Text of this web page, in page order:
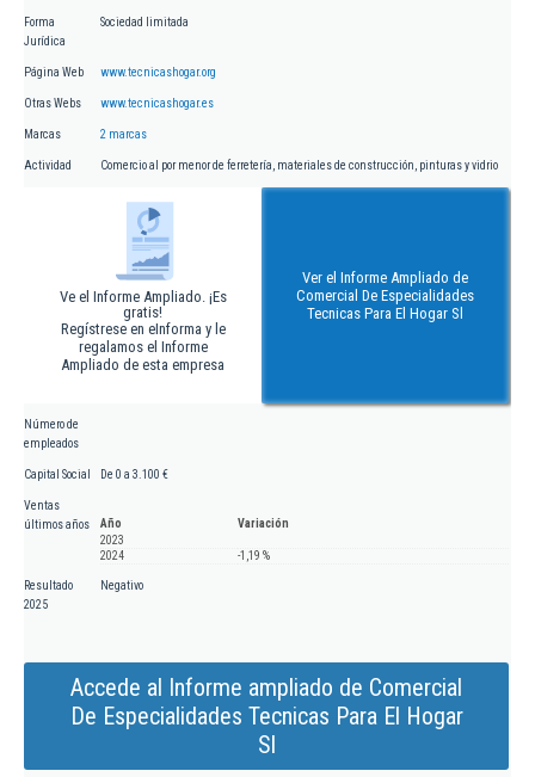
Forma
Jurídica
Sociedad limitada
Página Web www.tecnicashogar.org
Otras Webs www.tecnicashogar.es
Marcas 2 marcas
Actividad Comercio al por menor de ferretería, materiales de construcción, pinturas y vidrio
Ve el Informe Ampliado. ¡Es
gratis!
Regístrese en eInforma y le
regalamos el Informe
Ampliado de esta empresa
Ver el Informe Ampliado de
Comercial De Especialidades
Tecnicas Para El Hogar Sl
Número de
empleados
Capital Social De 0 a 3.100 €
Ventas
últimos años
Año
Variación
2023
2024
-1,19 %
Resultado
2025
Negativo
Accede al Informe ampliado de Comercial
De Especialidades Tecnicas Para El Hogar
Sl